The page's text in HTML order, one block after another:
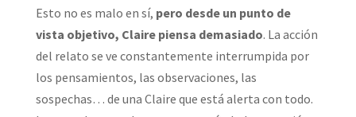
Esto no es malo en sí, pero desde un punto de
vista objetivo, Claire piensa demasiado. La acción
del relato se ve constantemente interrumpida por
los pensamientos, las observaciones, las
sospechas… de una Claire que está alerta con todo.